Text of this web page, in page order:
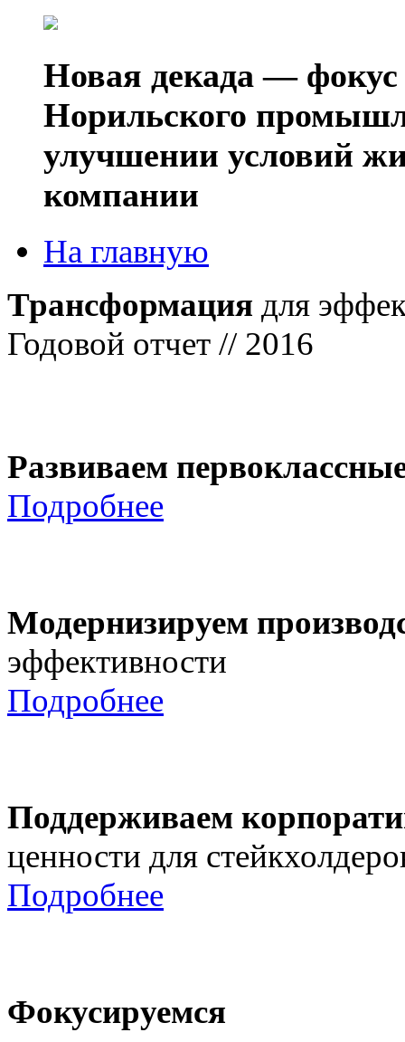
Новая декада — фокус
Норильского
улучшении условий
компании
На главную
Трансформация для
Годовой отчет // 2016
Развиваем
Подробнее
Модернизируем
эффективности
Подробнее
Поддерживаем
ценности для
Подробнее
Фокусируемся